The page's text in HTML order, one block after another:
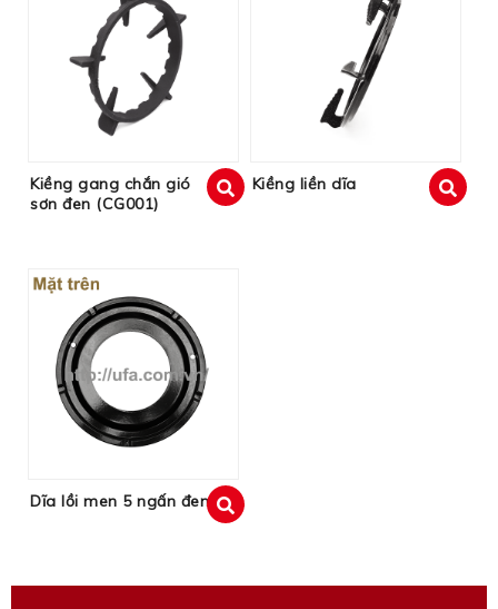
Kiềng gang chắn gió
sơn đen (CG001)
Kiềng liền dĩa
Dĩa lồi men 5 ngấn đen